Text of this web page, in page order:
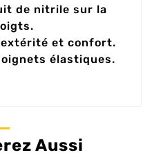
de nitrile sur la
et confort.
élastiques.
Aussi